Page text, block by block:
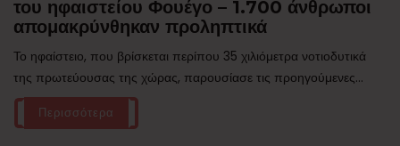
του ηφαιστείου Φουέγο – 1.700 άνθρωποι
απομακρύνθηκαν προληπτικά
Το ηφαίστειο, που βρίσκεται περίπου 35 χιλιόμετρα νοτιοδυτικά
της πρωτεύουσας της χώρας, παρουσίασε τις προηγούμενες...
Περισσότερα